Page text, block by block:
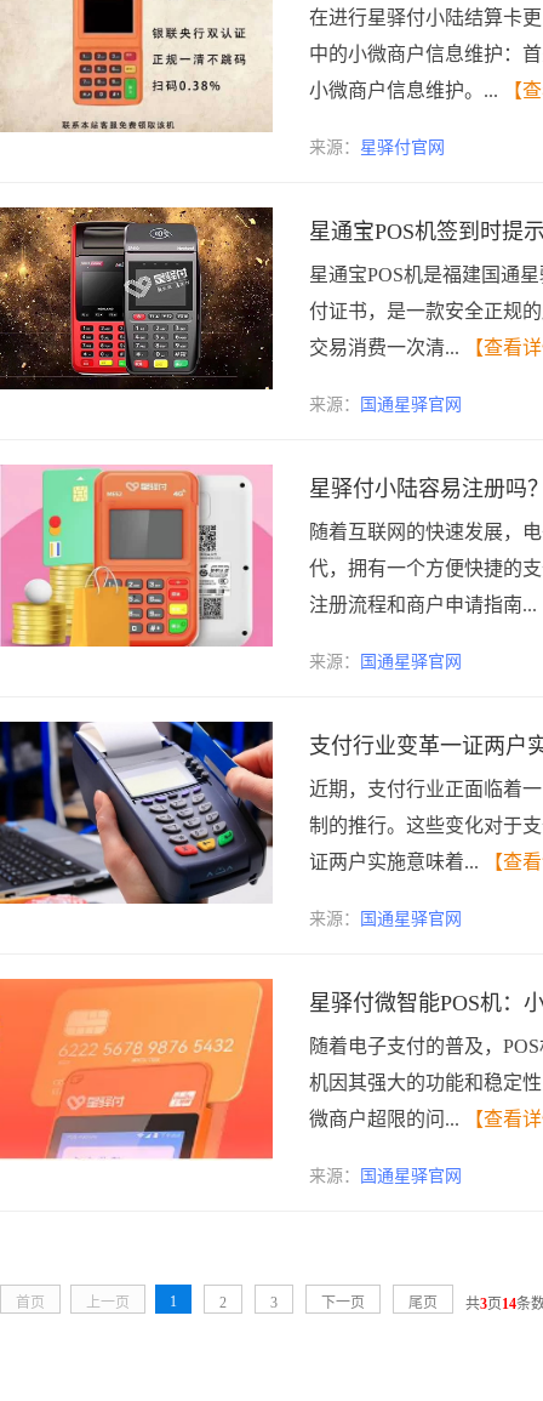
在进行星驿付小陆结算卡
中的小微商户信息维护：
小微商户信息维护。...
【
来源： 星驿付官网
星通宝POS机签到时提
星通宝POS机是福建国通
付证书，是一款安全正规
交易消费一次清...
【查看
来源： 国通星驿官网
星驿付小陆容易注册吗
随着互联网的快速发展，
代，拥有一个方便快捷的
注册流程和商户申请指南...
来源： 国通星驿官网
支付行业变革一证两户
近期，支付行业正面临着
制的推行。这些变化对于
证两户实施意味着...
【查
来源： 国通星驿官网
星驿付微智能POS机：
随着电子支付的普及，
机因其强大的功能和稳定
微商户超限的问...
【查看
来源： 国通星驿官网
首页 上一页 1 2 3 下一页 尾页 共3页14条